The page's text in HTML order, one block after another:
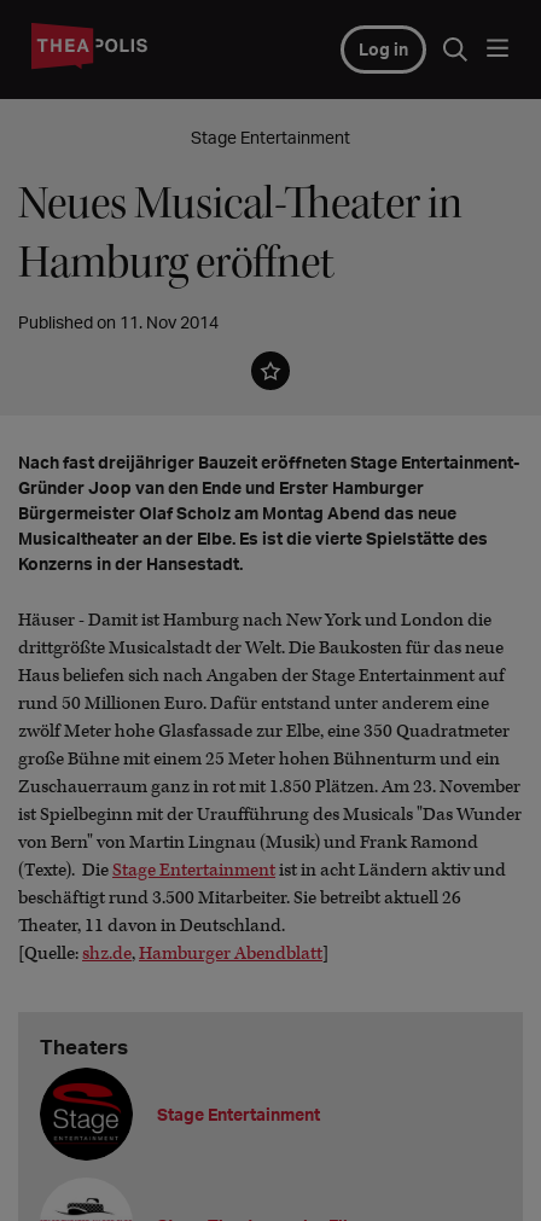
Log in
Stage Entertainment
Neues Musical-Theater in
Hamburg eröffnet
Published on 11. Nov 2014
Nach fast dreijähriger Bauzeit eröffneten Stage Entertainment-
Gründer Joop van den Ende und Erster Hamburger
Bürgermeister Olaf Scholz am Montag Abend das neue
Musicaltheater an der Elbe. Es ist die vierte Spielstätte des
Konzerns in der Hansestadt.
Häuser - Damit ist Hamburg nach New York und London die
drittgrößte Musicalstadt der Welt. Die Baukosten für das neue
Haus beliefen sich nach Angaben der Stage Entertainment auf
rund 50 Millionen Euro. Dafür entstand unter anderem eine
zwölf Meter hohe Glasfassade zur Elbe, eine 350 Quadratmeter
große Bühne mit einem 25 Meter hohen Bühnenturm und ein
Zuschauerraum ganz in rot mit 1.850 Plätzen. Am 23. November
ist Spielbeginn mit der Uraufführung des Musicals "Das Wunder
von Bern" von Martin Lingnau (Musik) und Frank Ramond
(Texte). DieStage Entertainmentist in acht Ländern aktiv und
beschäftigt rund 3.500 Mitarbeiter. Sie betreibt aktuell 26
Theater, 11 davon in Deutschland.
[Quelle:shz.de,Hamburger Abendblatt]
Theaters
Stage Entertainment